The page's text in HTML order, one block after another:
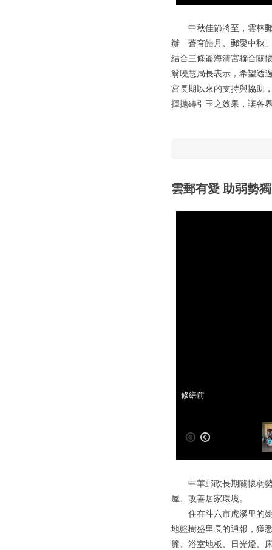
中秋佳節將至，雲林郵
辦「蒼穹皓月、郵愛中秋
結合三條崙海清宮聯合關
翁曉慧局長表示，希望透
宮長期以來的支持與協助
揮拋磚引玉之效果，讓各
雲郵有愛 助弱勢
雲郵有愛 助弱勢獨居長
修繕前
中華郵政長期關懷弱勢
屋、改善居家環境。
住在斗六市虎溪里的姚
地籃樹盛里長的通報，獲
簾、浴室地板、日光燈、